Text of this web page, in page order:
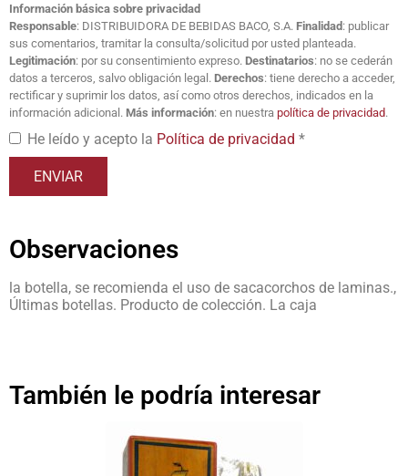
Información básica sobre privacidad
Responsable: DISTRIBUIDORA DE BEBIDAS BACO, S.A. Finalidad : publicar
sus comentarios, tramitar la consulta/solicitud por usted planteada.
Legitimación: por su consentimiento expreso. Destinatarios: no se cederán
datos a terceros, salvo obligación legal. Derechos: tiene derecho a acceder,
rectificar y suprimir los datos, así como otros derechos, indicados en la
información adicional. Más información: en nuestra política de privacidad.
He leído y acepto la Política de privacidad *
Observaciones
la botella, se recomienda el uso de sacacorchos de laminas.,
Últimas botellas. Producto de colección. La caja
También le podría interesar